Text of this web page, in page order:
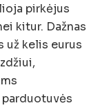
pirkėjus
kitur. Dažnas
už kelis eurus